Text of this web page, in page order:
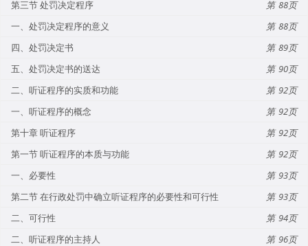
第三节 处罚决定程序
88
一、处罚决定程序的意义
88
四、处罚决定书
89
五、处罚决定书的送达
90
二、听证程序的实质和功能
92
一、听证程序的概念
92
第十章 听证程序
92
第一节 听证程序的本质与功能
92
一、必要性
93
第二节 在行政处罚中确立听证程序的必要性和可行性
93
二、可行性
94
二、听证程序的主持人
96